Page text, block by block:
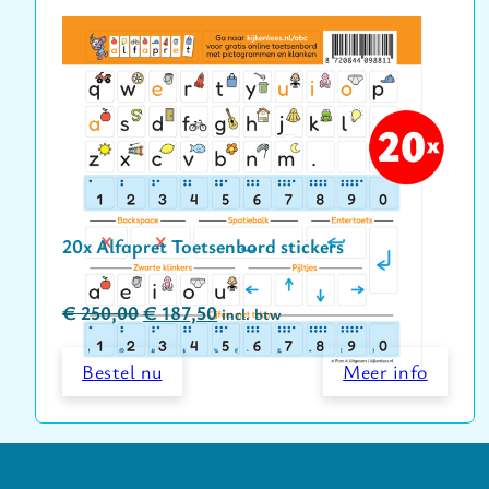
20x Alfapret Toetsenbord stickers
€250,00Oorspronkelijke prijs was: € 250,00.
€187,50Huidige prijs is: € 187,50.
incl. btw
Bestel nu Meer info